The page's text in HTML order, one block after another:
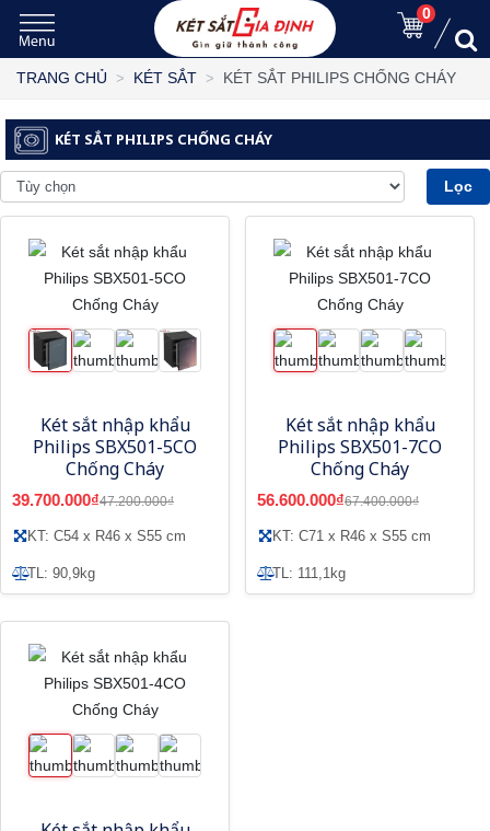
0
TRANG CHỦ KÉT SẮT KÉT SẮT PHILIPS CHỐNG CHÁY
KÉT SẮT PHILIPS CHỐNG CHÁY
Lọc
Két sắt nhập khẩu
Philips SBX501-5CO
Chống Cháy
39.700.000₫47.200.000₫
KT: C54 x R46 x S55 cm
TL: 90,9kg
Két sắt nhập khẩu
Philips SBX501-7CO
Chống Cháy
56.600.000₫67.400.000₫
KT: C71 x R46 x S55 cm
TL: 111,1kg